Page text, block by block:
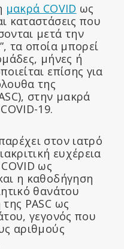
μακρά COVID ως
καταστάσεις που
μετά την
τα οποία μπορεί
μήνες ή
επίσης για
της
στην μακρά
19.
στον ιατρό
ευχέρεια
ως
η καθοδήγηση
θανάτου
PASC ως
γεγονός που
αριθμούς